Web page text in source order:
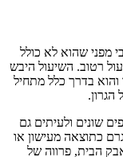
מפני שהוא לא כולל
רטוב. השיעול היבש
והוא בדרך כלל מתחיל
שונים ולעיתים גם
כתוצאה מעישון או
הבית, פרווה של